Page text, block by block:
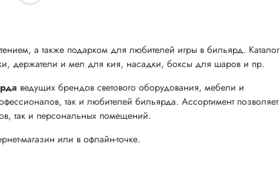
а также подарком для любителей игры в бильярд. Каталог
держатели и мел для кия, насадки, боксы для шаров и пр.
ведущих брендов светового оборудования, мебели и
так и любителей бильярда. Ассортимент позволяет
так и персональных помещений.
магазин или в офлайн-точке.